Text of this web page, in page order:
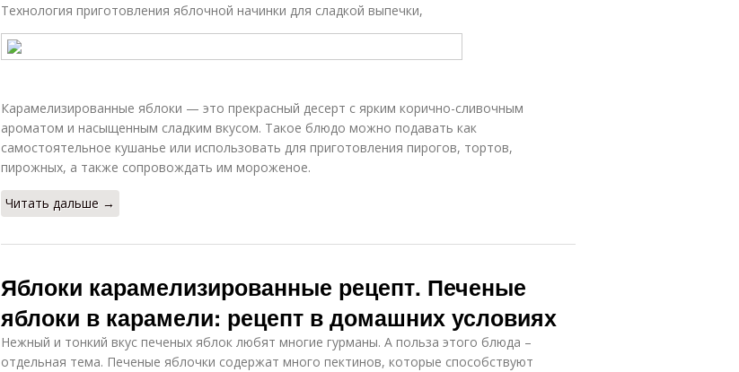
Яблоки на
Технология приготовления яблочной начинки для сладкой выпечки,
Карамелизированные яблоки — это прекрасный десерт с ярким корично-сливочным
ароматом и насыщенным сладким вкусом. Такое блюдо можно подавать как
самостоятельное кушанье или использовать для приготовления пирогов, тортов,
пирожных, а также сопровождать им мороженое.
Читать дальше →
Яблоки карамелизированные рецепт. Печеные
яблоки в карамели: рецепт в домашних условиях
Нежный и тонкий вкус печеных яблок любят многие гурманы. А польза этого блюда –
отдельная тема. Печеные яблочки содержат много пектинов, которые способствуют